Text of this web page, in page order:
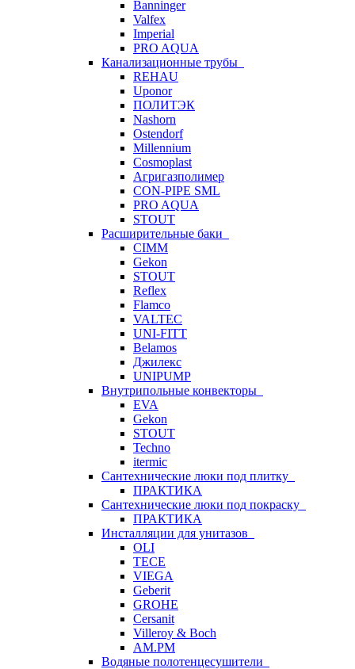
Banninger
Valfex
Imperial
PRO AQUA
Канализационные трубы
REHAU
Uponor
ПОЛИТЭК
Nashorn
Ostendorf
Millennium
Cosmoplast
Агригазполимер
CON-PIPE SML
PRO AQUA
STOUT
Расширительные баки
CIMM
Gekon
STOUT
Reflex
Flamco
VALTEC
UNI-FITT
Belamos
Джилекс
UNIPUMP
Внутрипольные конвекторы
EVA
Gekon
STOUT
Techno
itermic
Сантехнические люки под плитку
ПРАКТИКА
Сантехнические люки под покраску
ПРАКТИКА
Инсталляции для унитазов
OLI
TECE
VIEGA
Geberit
GROHE
Cersanit
Villeroy & Boch
AM.PM
Водяные полотенцесушители